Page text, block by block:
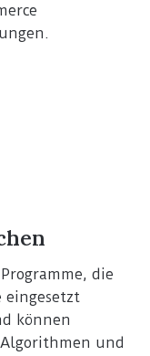
die
eingesetzt
können
und